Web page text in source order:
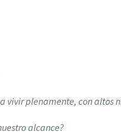
vivir plenamente, con altos
alcance?